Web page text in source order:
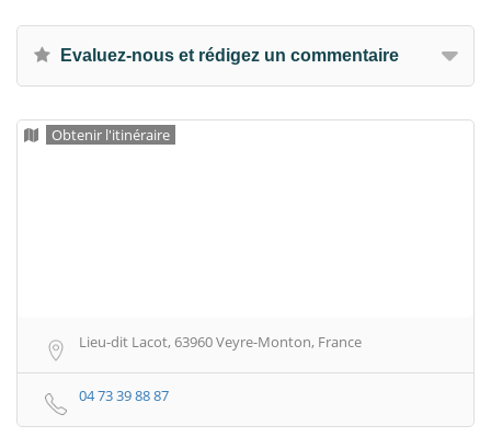
Evaluez-nous et rédigez un commentaire
Obtenir l'itinéraire
Lieu-dit Lacot, 63960 Veyre-Monton, France
04 73 39 88 87